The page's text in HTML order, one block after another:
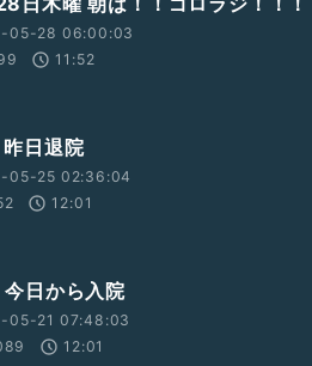
05-28 06:00:03
11:52
日退院
05-25 02:36:04
12:01
日から入院
05-21 07:48:03
12:01